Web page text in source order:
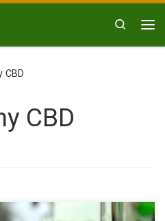
Search
CBD
CBD